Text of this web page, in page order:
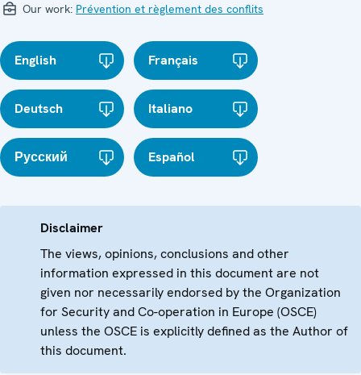
Our work: Prévention et règlement des conflits
English Français
Deutsch Italiano
Русский Español
Disclaimer
The views, opinions, conclusions and other
information expressed in this document are not
given nor necessarily endorsed by the Organization
for Security and Co-operation in Europe (OSCE)
unless the OSCE is explicitly defined as the Author of
this document.